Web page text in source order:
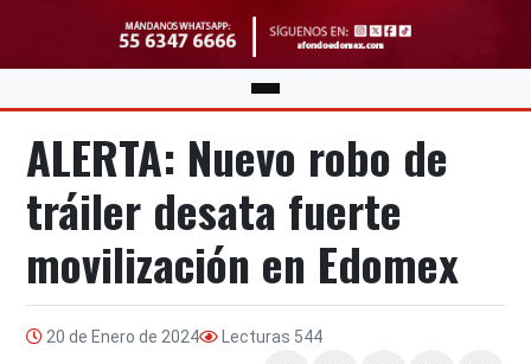
ALERTA: Nuevo robo de
tráiler desata fuerte
movilización en Edomex
20 de Enero de 2024 Lecturas 544